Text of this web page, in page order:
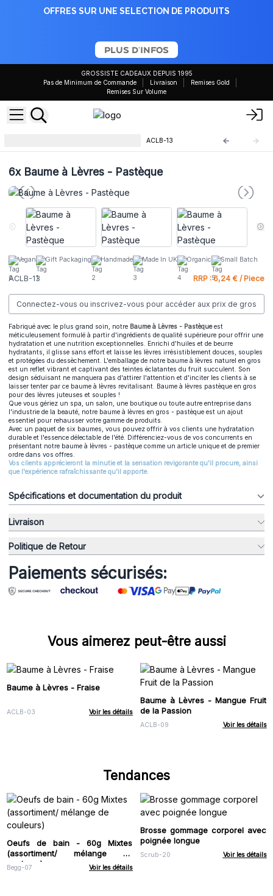
OFFRES SUR UNE SELECTION DE PRODUITS
PLUS D'INFOS
GROSSISTE CADEAUX DEPUIS 1995
Pas de Minimum de Commande
Livraison
Remises Gold
Remises Sur Volume
ACLB-13
6xBaume à Lèvres - Pastèque
Vegan Gift Packaging Handmade Made In UK Organic Small Batch
ACLB-13 RRP : 6,24 € / Piece
Connectez-vous ou inscrivez-vous pour accéder aux prix de gros
Fabriqué avec le plus grand soin, notre Baume à Lèvres - Pastèqueest
méticuleusement formulé à partir d'ingrédients de qualité supérieure pour offrir une
hydratation et une nutrition exceptionnelles. Enrichi d'huiles et de beurre
hydratants, il glisse sans effort et laisse les lèvres irrésistiblement douces, souples
et protégées du dessèchement. L'emballage de notre baume à lèvres naturel en gros
est un reflet vibrant et captivant des teintes éclatantes du fruit succulent. Son
design séduisant ne manquera pas d'attirer l'attention et d'inciter les clients à se
laisser tenter par ce baume à lèvres revitalisant. Baume à lèvres pastèque en gros
pour des lèvres juteuses et souples !
Que vous gériez un spa, un salon, une boutique ou toute autre entreprise dans
l'industrie de la beauté, notre baume à lèvres en gros - pastèque est un ajout
essentiel pour rehausser votre gamme de produits.
Avec un paquet de six baumes, vous pouvez offrir à vos clients une hydratation
durable et l'essence délectable de l'été. Différenciez-vous de vos concurrents en
présentant notre baume à lèvres - pastèque comme un article unique et de premier
ordre dans vos offres.
Vos clients apprécieront la minutie et la sensation revigorante qu'il procure, ainsi
que l'expérience rafraîchissante qu'il apporte.
Spécifications et documentation du produit
Livraison
Politique de Retour
Paiements sécurisés:
Vous aimerez peut-être aussi
Baume à Lèvres - Fraise
ACLB-03 Voir les détails
Baume à Lèvres - Mangue Fruit
de la Passion
ACLB-09 Voir les détails
Tendances
Oeufs de bain - 60g Mixtes
(assortiment/ mélange de
couleurs)
Begg-07 Voir les détails
Brosse gommage corporel avec
poignée longue
Scrub-20 Voir les détails